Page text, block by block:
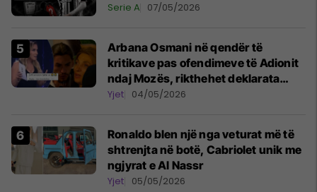
Serie A 07/05/2026
Arbana Osmani në qendër të
kritikave pas ofendimeve të Adionit
ndaj Mozës, rikthehet deklarata
‘Është emision tjetër ai’
Yjet 04/05/2026
Ronaldo blen një nga veturat më të
shtrenjta në botë, Cabriolet unik me
ngjyrat e Al Nassr
Yjet 05/05/2026